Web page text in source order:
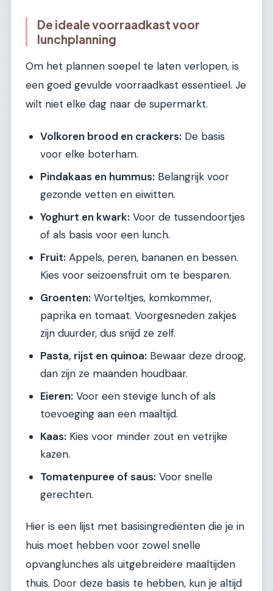
De ideale voorraadkast voor
lunchplanning
Om het plannen soepel te laten verlopen, is
een goed gevulde voorraadkast essentieel. Je
wilt niet elke dag naar de supermarkt.
Volkoren brood en crackers: De basis
voor elke boterham.
Pindakaas en hummus: Belangrijk voor
gezonde vetten en eiwitten.
Yoghurt en kwark: Voor de tussendoortjes
of als basis voor een lunch.
Fruit: Appels, peren, bananen en bessen.
Kies voor seizoensfruit om te besparen.
Groenten: Worteltjes, komkommer,
paprika en tomaat. Voorgesneden zakjes
zijn duurder, dus snijd ze zelf.
Pasta, rijst en quinoa: Bewaar deze droog,
dan zijn ze maanden houdbaar.
Eieren: Voor een stevige lunch of als
toevoeging aan een maaltijd.
Kaas: Kies voor minder zout en vetrijke
kazen.
Tomatenpuree of saus: Voor snelle
gerechten.
Hier is een lijst met basisingrediënten die je in
huis moet hebben voor zowel snelle
opvanglunches als uitgebreidere maaltijden
thuis. Door deze basis te hebben, kun je altijd